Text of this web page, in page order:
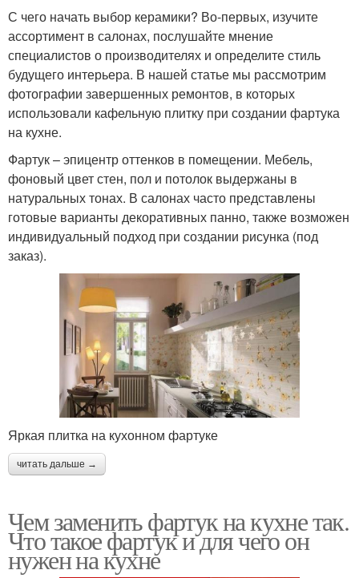
С чего начать выбор керамики? Во-первых, изучите
ассортимент в салонах, послушайте мнение
специалистов о производителях и определите стиль
будущего интерьера. В нашей статье мы рассмотрим
фотографии завершенных ремонтов, в которых
использовали кафельную плитку при создании фартука
на кухне.
Фартук – эпицентр оттенков в помещении. Мебель,
фоновый цвет стен, пол и потолок выдержаны в
натуральных тонах. В салонах часто представлены
готовые варианты декоративных панно, также возможен
индивидуальный подход при создании рисунка (под
заказ).
Яркая плитка на кухонном фартуке
читать дальше →
Чем заменить фартук на кухне так.
Что такое фартук и для чего он
нужен на кухне